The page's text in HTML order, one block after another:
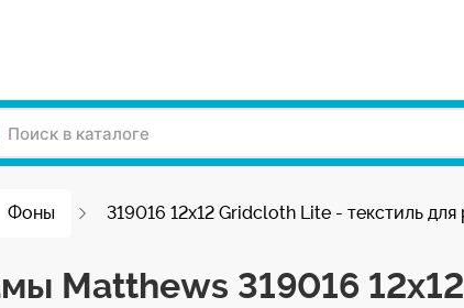
Фоны 319016 12x12 Gridcloth Lite - текстиль для
Matthews 319016